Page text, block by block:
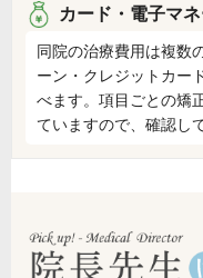
カード・電子マ
同院の治療費用は複数
ーン・クレジットカー
べます。項目ごとの矯
ていますので、確認し